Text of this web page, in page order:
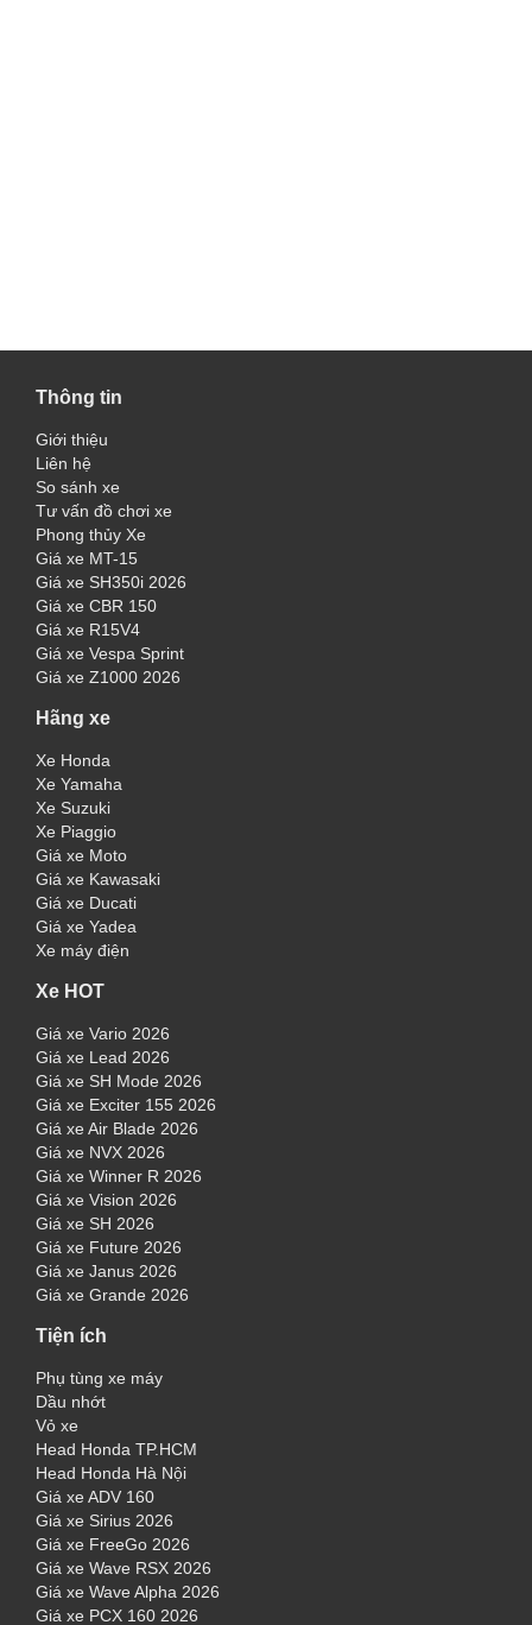
Thông tin
Giới thiệu
Liên hệ
So sánh xe
Tư vấn đồ chơi xe
Phong thủy Xe
Giá xe MT-15
Giá xe SH350i 2026
Giá xe CBR 150
Giá xe R15V4
Giá xe Vespa Sprint
Giá xe Z1000 2026
Hãng xe
Xe Honda
Xe Yamaha
Xe Suzuki
Xe Piaggio
Giá xe Moto
Giá xe Kawasaki
Giá xe Ducati
Giá xe Yadea
Xe máy điện
Xe HOT
Giá xe Vario 2026
Giá xe Lead 2026
Giá xe SH Mode 2026
Giá xe Exciter 155 2026
Giá xe Air Blade 2026
Giá xe NVX 2026
Giá xe Winner R 2026
Giá xe Vision 2026
Giá xe SH 2026
Giá xe Future 2026
Giá xe Janus 2026
Giá xe Grande 2026
Tiện ích
Phụ tùng xe máy
Dầu nhớt
Vỏ xe
Head Honda TP.HCM
Head Honda Hà Nội
Giá xe ADV 160
Giá xe Sirius 2026
Giá xe FreeGo 2026
Giá xe Wave RSX 2026
Giá xe Wave Alpha 2026
Giá xe PCX 160 2026